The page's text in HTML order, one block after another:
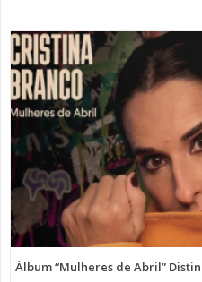
Álbum “Mulheres de Abril”